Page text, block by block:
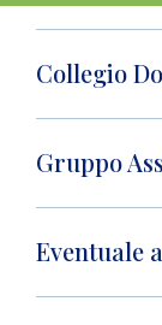
Collegio
Gruppo
Eventuale